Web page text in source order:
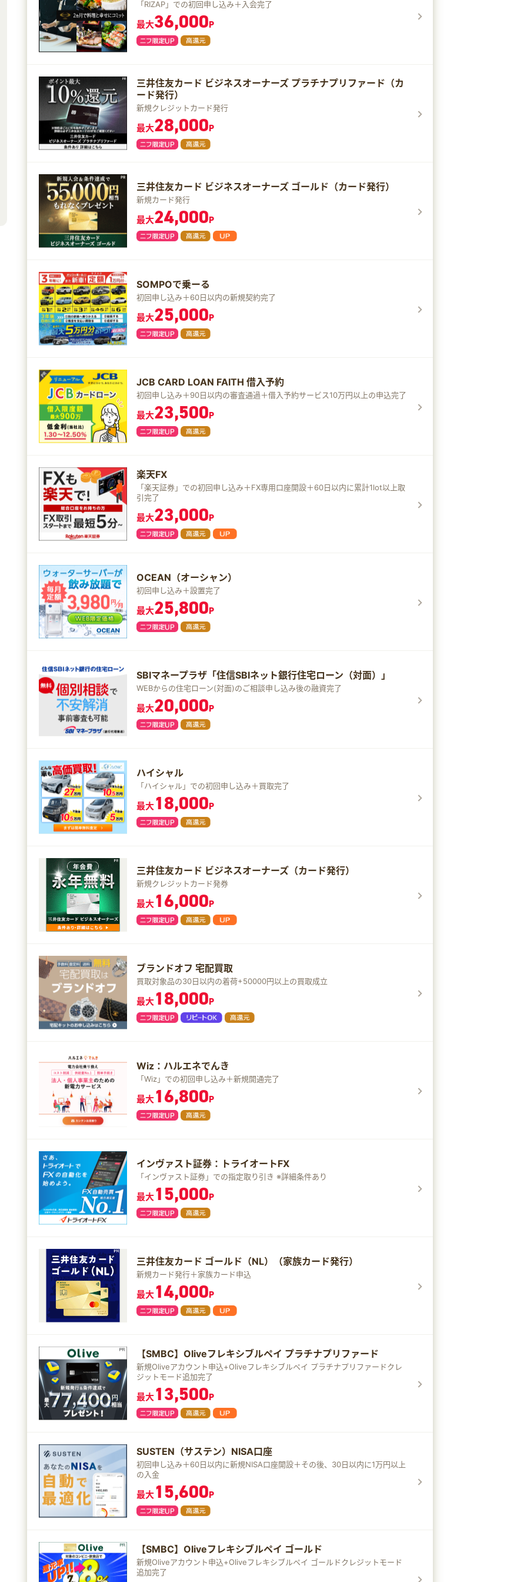
「RIZAP」での初回申し込み＋入会完了
最大36,000P
三井住友カード ビジネスオーナーズ プラチナプリファード（カ
ード発行）
新規クレジットカード発行
最大28,000P
三井住友カード ビジネスオーナーズ ゴールド（カード発行）
新規カード発行
最大24,000P
SOMPOで乗ーる
初回申し込み＋60日以内の新規契約完了
最大25,000P
JCB CARD LOAN FAITH 借入予約
初回申し込み＋90日以内の審査通過＋借入予約サービス10万円以上の申込完了
最大23,500P
楽天FX
「楽天証券」での初回申し込み＋FX専用口座開設＋60日以内に累計1lot以上取
引完了
最大23,000P
OCEAN（オーシャン）
初回申し込み＋設置完了
最大25,800P
SBIマネープラザ「住信SBIネット銀行住宅ローン（対面）」
WEBからの住宅ローン(対面)のご相談申し込み後の融資完了
最大20,000P
ハイシャル
「ハイシャル」での初回申し込み＋買取完了
最大18,000P
三井住友カード ビジネスオーナーズ（カード発行）
新規クレジットカード発券
最大16,000P
ブランドオフ 宅配買取
買取対象品の30日以内の着荷+50000円以上の買取成立
最大18,000P
Wiz：ハルエネでんき
「Wiz」での初回申し込み＋新規開通完了
最大16,800P
インヴァスト証券：トライオートFX
「インヴァスト証券」での指定取り引き ※詳細条件あり
最大15,000P
三井住友カード ゴールド（NL）（家族カード発行）
新規カード発行＋家族カード申込
最大14,000P
【SMBC】Oliveフレキシブルペイ プラチナプリファード
新規Oliveアカウント申込+Oliveフレキシブルペイ プラチナプリファードクレ
ジットモード追加完了
最大13,500P
SUSTEN（サステン）NISA口座
初回申し込み＋60日以内に新規NISA口座開設＋その後、30日以内に1万円以上
の入金
最大15,600P
【SMBC】Oliveフレキシブルペイ ゴールド
新規Oliveアカウント申込+Oliveフレキシブルペイ ゴールドクレジットモード
追加完了